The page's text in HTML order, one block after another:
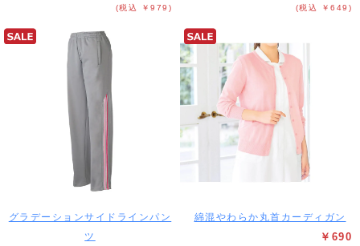
(税込 ￥979) (税込 ￥649)
グラデーションサイドラインパン
ツ
綿混やわらか丸首カーディガン
￥690